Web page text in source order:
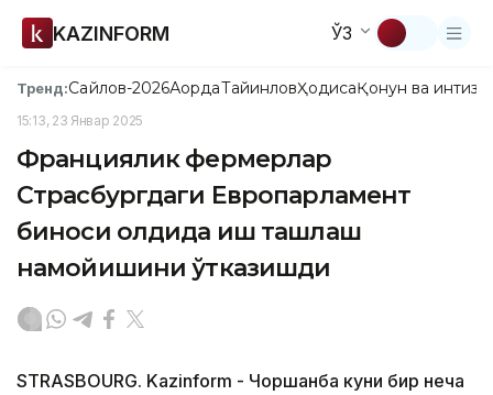
KAZINFORM ЎЗ
Тренд:Сайлов-2026АқордаТайинловҲодисаҚонун ва
15:13, 23 Январ 2025
Франциялик фермерлар
Страсбургдаги Европарламент
биноси олдида иш ташлаш
намойишини ўтказишди
STRASBOURG. Kazinform - Чоршанба куни бир неча